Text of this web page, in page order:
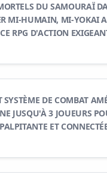
DU SAMOURAÏ
MI-HUMAIN, MI-YOKAI
RPG D'ACTION
SYSTÈME DE COMBAT
JUSQU'À 3 JOUEURS
ET